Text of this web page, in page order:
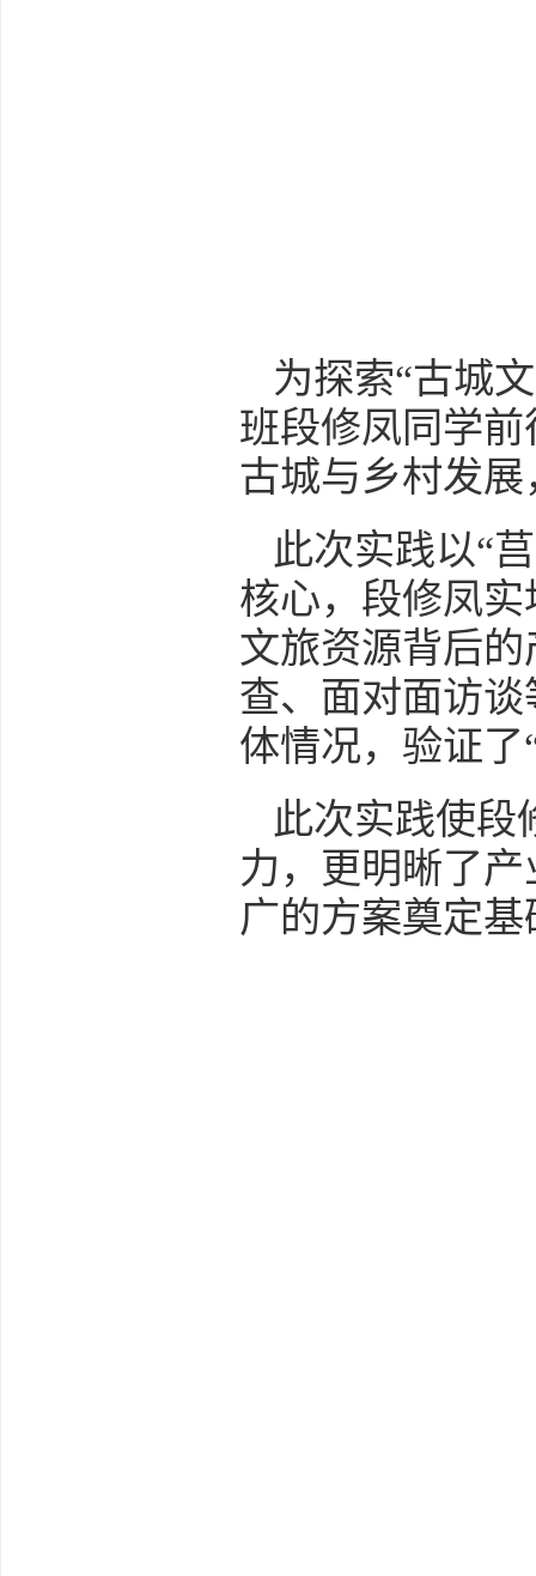
为探索“古城
班段修凤同学
古城与乡村发
此次实践以“
核心，段修凤
文旅资源背后
查、面对面访
体情况，验证
此次实践使段
力，更明晰了
广的方案奠定